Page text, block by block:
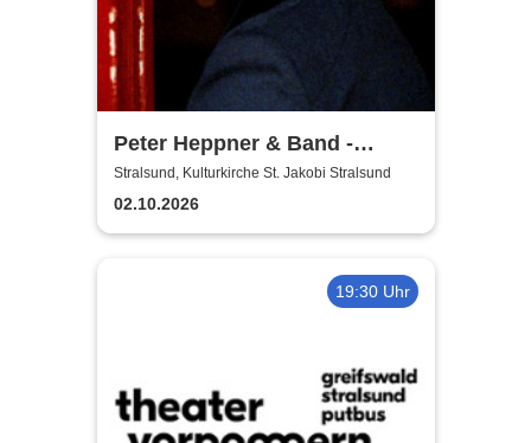
Peter Heppner & Band -
Akustik Tour 2026
Stralsund, Kulturkirche St. Jakobi Stralsund
02.10.2026
19:30 Uhr